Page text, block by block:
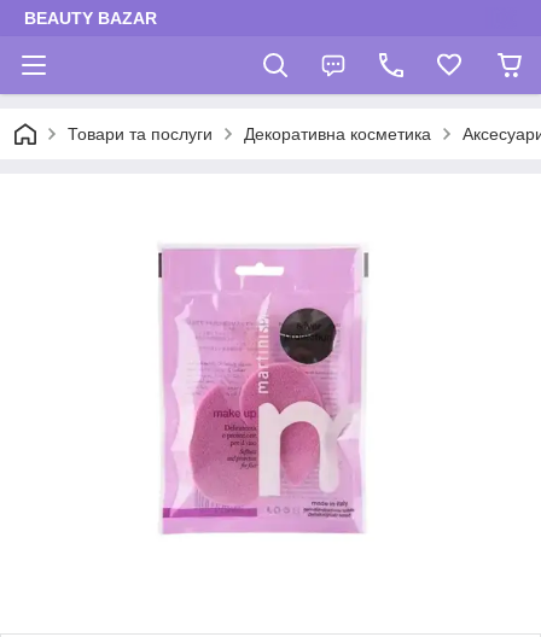
BEAUTY BAZAR
Товари та послуги Декоративна косметика